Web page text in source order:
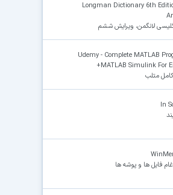
Longman Dictionary 6th
لانگمن، ویرایش ششم
Udemy - Complete MATLAB
+MATLAB Simulink For
متلب
In
فایل ها و پوشه ها